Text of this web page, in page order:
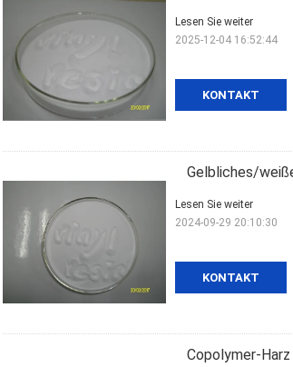
KONTAKT
Lesen Sie weiter
2025-12-04 16:52:44
Gelbliches/
KONTAKT
Lesen Sie weiter
2024-09-29 20:10:30
Copolymer-